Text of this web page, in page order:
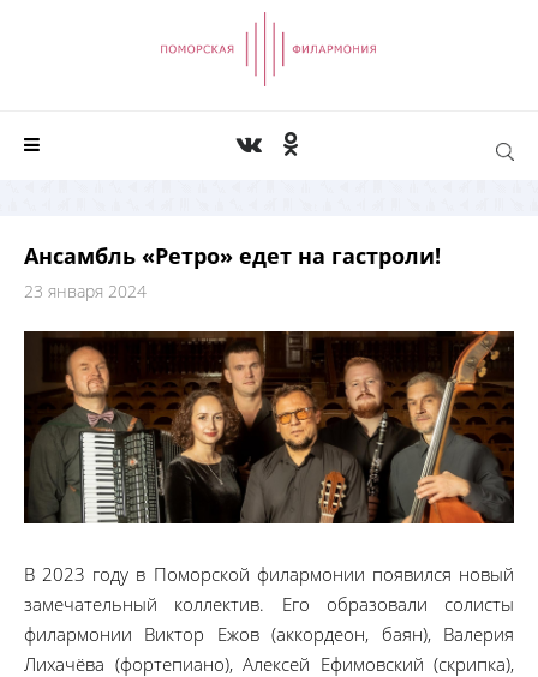
Ансамбль «Ретро» едет на гастроли!
23 января 2024
В 2023 году в Поморской филармонии появился новый
замечательный коллектив. Его образовали солисты
филармонии Виктор Ежов (аккордеон, баян), Валерия
Лихачёва (фортепиано), Алексей Ефимовский (скрипка),